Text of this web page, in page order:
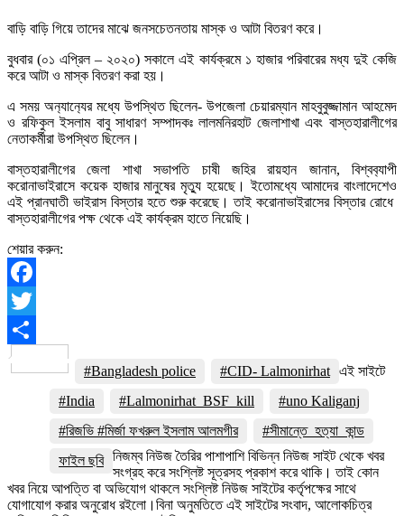
বাড়ি বাড়ি গিয়ে তাদের মাঝে জনসচেতনতায় মাস্ক ও আটা বিতরণ করে।
বুধবার (০১ এপ্রিল – ২০২০) সকালে এই কার্যক্রমে ১ হাজার পরিবারের মধ্য দুই কেজি
করে আটা ও মাস্ক বিতরণ করা হয়।
এ সময় অন‍্যান‍্যের মধ্যে উপস্থিত ছিলেন- উপজেলা চেয়ারম্যান মাহবুবুজ্জামান আহমেদ
ও রফিকুল ইসলাম বাবু সাধারণ সম্পাদকঃ লালমনিরহাট জেলাশাখা এবং বাস্তহারালীগের
নেতাকর্মীরা উপস্থিত ছিলেন।
বাস্তহারালীগের জেলা শাখা সভাপতি চাষী জহির রায়হান জানান, বিশ্বব‍্যাপী
করোনাভাইরাসে কয়েক হাজার মানুষের মৃত্যু হয়েছে। ইতোমধ্যে আমাদের বাংলাদেশেও
এই প্রানঘাতী ভাইরাস বিস্তার হতে শুরু করেছে। তাই করোনাভাইরাসের বিস্তার রোধে
বাস্তহারালীগের পক্ষ থেকে এই কার্যক্রম হাতে নিয়েছি।
শেয়ার করুন:
Facebook
Twitter
#Bangladesh police
#CID- Lalmonirhat
#India
#Lalmonirhat_BSF_kill
#uno Kaliganj
#রিজভি #মির্জা ফখরুল ইসলাম আলমগীর
#সীমান্তে_হত্যা_কান্ড
ফাইল ছবি
এই সাইটে
নিজম্ব নিউজ তৈরির পাশাপাশি বিভিন্ন নিউজ সাইট থেকে খবর
সংগ্রহ করে সংশ্লিষ্ট সূত্রসহ প্রকাশ করে থাকি। তাই কোন
খবর নিয়ে আপত্তি বা অভিযোগ থাকলে সংশ্লিষ্ট নিউজ সাইটের কর্তৃপক্ষের সাথে
যোগাযোগ করার অনুরোধ রইলো।বিনা অনুমতিতে এই সাইটের সংবাদ, আলোকচিত্র